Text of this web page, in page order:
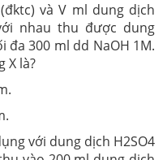
và V ml dung dịch
nhau thu được dung
đa 300 ml dd NaOH 1M.
X là?
với dung dịch H2SO4